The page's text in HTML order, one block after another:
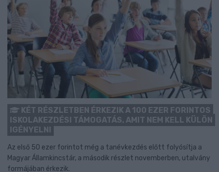
KÉT RÉSZLETBEN ÉRKEZIK A 100 EZER FORINTOS
ISKOLAKEZDÉSI TÁMOGATÁS, AMIT NEM KELL KÜLÖN
IGÉNYELNI
Az első 50 ezer forintot még a tanévkezdés előtt folyósítja a
Magyar Államkincstár, a második részlet novemberben, utalvány
formájában érkezik.